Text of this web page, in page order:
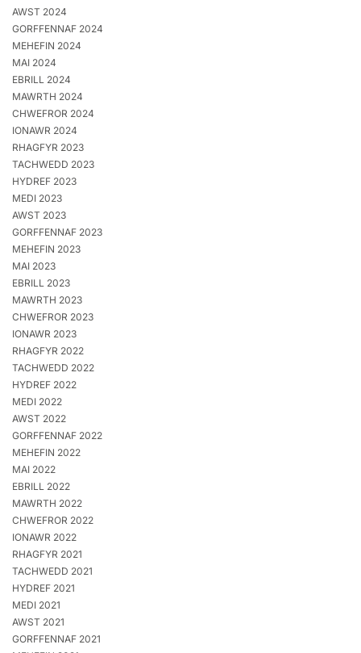
AWST 2024
GORFFENNAF 2024
MEHEFIN 2024
MAI 2024
EBRILL 2024
MAWRTH 2024
CHWEFROR 2024
IONAWR 2024
RHAGFYR 2023
TACHWEDD 2023
HYDREF 2023
MEDI 2023
AWST 2023
GORFFENNAF 2023
MEHEFIN 2023
MAI 2023
EBRILL 2023
MAWRTH 2023
CHWEFROR 2023
IONAWR 2023
RHAGFYR 2022
TACHWEDD 2022
HYDREF 2022
MEDI 2022
AWST 2022
GORFFENNAF 2022
MEHEFIN 2022
MAI 2022
EBRILL 2022
MAWRTH 2022
CHWEFROR 2022
IONAWR 2022
RHAGFYR 2021
TACHWEDD 2021
HYDREF 2021
MEDI 2021
AWST 2021
GORFFENNAF 2021